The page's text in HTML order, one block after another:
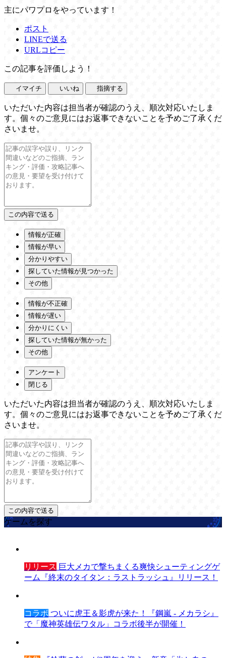
主にパワプロをやっています！
ポスト
LINEで送る
URLコピー
この記事を評価しよう！
イマイチ いいね 指摘する
いただいた内容は担当者が確認のうえ、順次対応いたしま
す。個々のご意見にはお返事できないことを予めご了承くだ
さいませ。
情報が正確
情報が早い
分かりやすい
探していた情報が見つかった
その他
情報が不正確
情報が遅い
分かりにくい
探していた情報が無かった
その他
アンケート
閉じる
いただいた内容は担当者が確認のうえ、順次対応いたしま
す。個々のご意見にはお返事できないことを予めご了承くだ
さいませ。
ゲームを探す
リリース 巨大メカで撃ちまくる爽快シューティングゲ
ーム『終末のタイタン：ラストラッシュ』リリース！
コラボ ついに虎王＆影虎が来た！『鋼嵐 - メカラシ』
で「魔神英雄伝ワタル」コラボ後半が開催！